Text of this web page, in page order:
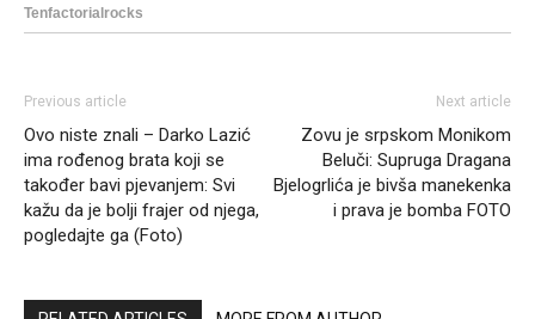
Previous article
Ovo niste znali – Darko Lazić
ima rođenog brata koji se
također bavi pjevanjem: Svi
kažu da je bolji frajer od njega,
pogledajte ga (Foto)
Next article
Zovu je srpskom Monikom
Beluči: Supruga Dragana
Bjelogrlića je bivša manekenka
i prava je bomba FOTO